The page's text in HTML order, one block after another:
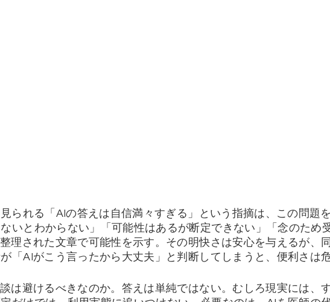
られる「AIの答えは自信満々すぎる」という指摘は、この問題
いとわからない」「可能性はあるが断定できない」「念のため
理された文章で可能性を示す。その明快さは安心を与えるが、
「AIがこう言ったから大丈夫」と判断してしまうと、便利さは
は避けるべきなのか。答えは単純ではない。むしろ現実には、